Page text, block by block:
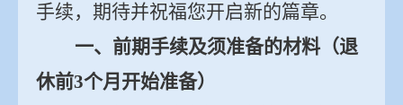
手续，期待并祝福您开启新的篇章。
一、前期手续及须准备的材料（退
休前3个月开始准备）